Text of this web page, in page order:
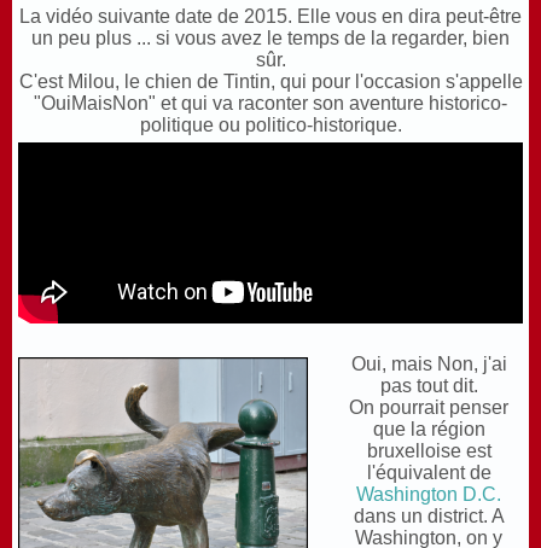
La vidéo suivante date de 2015. Elle vous en dira peut-être
un peu plus ... si vous avez le temps de la regarder, bien
sûr.
C'est Milou, le chien de Tintin, qui pour l'occasion s'appelle
"OuiMaisNon" et qui va raconter son aventure historico-
politique ou politico-historique.
Oui, mais Non, j'ai
pas tout dit.
On pourrait penser
que la région
bruxelloise est
l'équivalent de
Washington D.C.
dans un district. A
Washington, on y